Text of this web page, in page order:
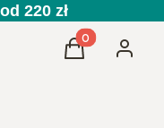
220 zł
Produkty w
Koszyk